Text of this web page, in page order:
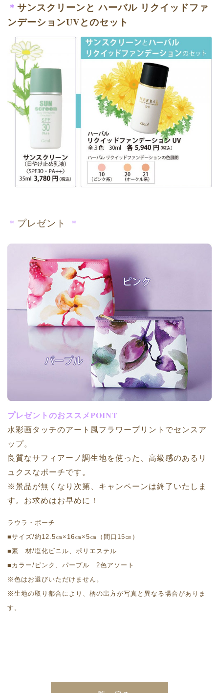
＊ サンスクリーンと ハーバル リクイッドファ
ンデーションUVとのセット
＊ プレゼント ＊
プレゼントのおススメPOINT
水彩画タッチのアート風フラワープリントでセンスア
ップ。
良質なサフィアーノ調生地を使った、高級感のあるリ
ュクスなポーチです。
※景品が無くなり次第、キャンペーンは終了いたしま
す。お求めはお早めに！
ラウラ・ポーチ
■サイズ/約12.5㎝×16㎝×5㎝（間口15㎝）
■素 材/塩化ビニル、ポリエステル
■カラー/ピンク、パープル 2色アソート
※色はお選びいただけません。
※生地の取り都合により、柄の出方が写真と異なる場合がありま
す。